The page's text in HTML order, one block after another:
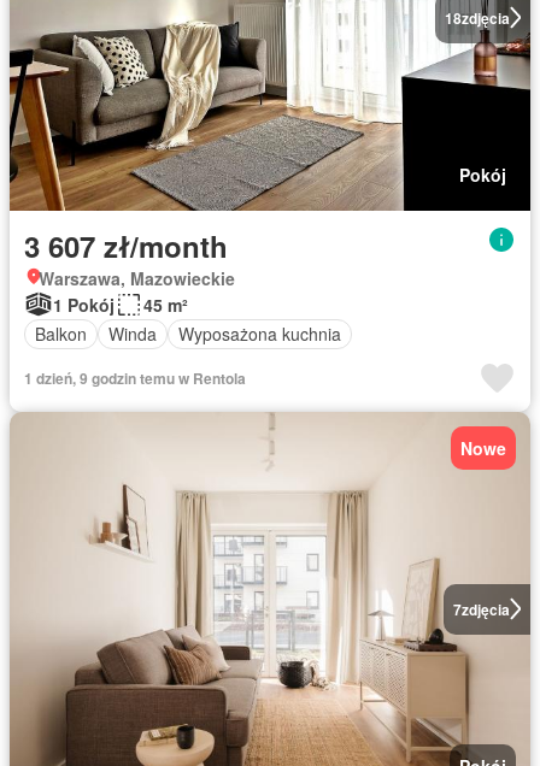
18zdjęcia
Pokój
3 607 zł/month
Warszawa, Mazowieckie
1 Pokój
45 m²
Balkon
Winda Wyposażona kuchnia
1 dzień, 9 godzin temu w Rentola
7zdjęcia
Nowe